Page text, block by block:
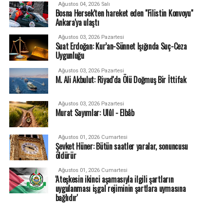
Ağustos 04, 2026 Salı
Bosna Hersek'ten hareket eden "Filistin Konvoyu"
Ankara'ya ulaştı
Ağustos 03, 2026 Pazartesi
Suat Erdoğan: Kur’an-Sünnet Işığında Suç-Ceza
Uygunluğu
Ağustos 03, 2026 Pazartesi
M. Ali Akbulut: Riyad'da Ölü Doğmuş Bir İttifak
Ağustos 03, 2026 Pazartesi
Murat Sayımlar: Ulûl - Elbâb
Ağustos 01, 2026 Cumartesi
Şevket Hüner: Bütün saatler yaralar, sonuncusu
öldürür
Ağustos 01, 2026 Cumartesi
'Ateşkesin ikinci aşamasıyla ilgili şartların
uygulanması işgal rejiminin şartlara uymasına
bağlıdır'